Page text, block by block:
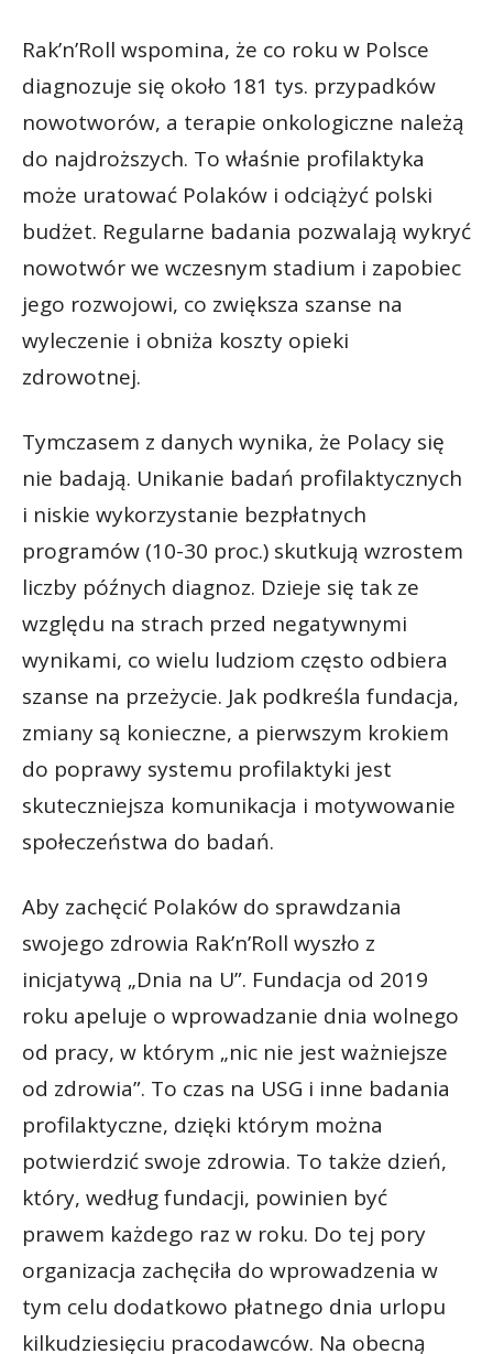
Rak’n’Roll wspomina, że co roku w Polsce
diagnozuje się około 181 tys. przypadków
nowotworów, a terapie onkologiczne należą
do najdroższych. To właśnie profilaktyka
może uratować Polaków i odciążyć polski
budżet. Regularne badania pozwalają wykryć
nowotwór we wczesnym stadium i zapobiec
jego rozwojowi, co zwiększa szanse na
wyleczenie i obniża koszty opieki
zdrowotnej.
Tymczasem z danych wynika, że Polacy się
nie badają. Unikanie badań profilaktycznych
i niskie wykorzystanie bezpłatnych
programów (10-30 proc.) skutkują wzrostem
liczby późnych diagnoz. Dzieje się tak ze
względu na strach przed negatywnymi
wynikami, co wielu ludziom często odbiera
szanse na przeżycie. Jak podkreśla fundacja,
zmiany są konieczne, a pierwszym krokiem
do poprawy systemu profilaktyki jest
skuteczniejsza komunikacja i motywowanie
społeczeństwa do badań.
Aby zachęcić Polaków do sprawdzania
swojego zdrowia Rak’n’Roll wyszło z
inicjatywą „Dnia na U”. Fundacja od 2019
roku apeluje o wprowadzanie dnia wolnego
od pracy, w którym „nic nie jest ważniejsze
od zdrowia”. To czas na USG i inne badania
profilaktyczne, dzięki którym można
potwierdzić swoje zdrowia. To także dzień,
który, według fundacji, powinien być
prawem każdego raz w roku. Do tej pory
organizacja zachęciła do wprowadzenia w
tym celu dodatkowo płatnego dnia urlopu
kilkudziesięciu pracodawców. Na obecną